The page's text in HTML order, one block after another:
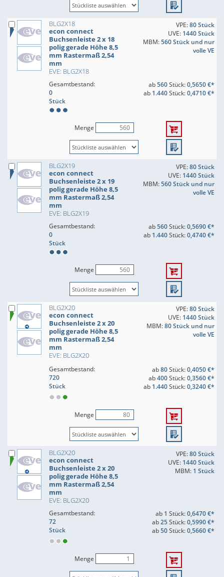
BLG2X18
econ connect
Buchsenleiste 2 x 18
polig gerade Höhe 8,5
mm Rastermaß 2,54
mm
EVE: BLG2X18
VPE:80 Stück
UVE: 1440 Stück
MBM:560 Stück und nur
volle VE
Gesamtbestand:
0
Stück
ab560Stück:0,5650 €*
ab 1.440Stück:0,4710 €*
Menge
BLG2X19
econ connect
Buchsenleiste 2 x 19
polig gerade Höhe 8,5
mm Rastermaß 2,54
mm
EVE: BLG2X19
VPE:80 Stück
UVE: 1440 Stück
MBM:560 Stück und nur
volle VE
Gesamtbestand:
0
Stück
ab560Stück:0,5690 €*
ab 1.440Stück:0,4740 €*
Menge
BLG2X20
econ connect
Buchsenleiste 2 x 20
polig gerade Höhe 8,5
mm Rastermaß 2,54
mm
EVE: BLG2X20
VPE:80 Stück
UVE: 1440 Stück
MBM:80 Stück und nur
volle VE
Gesamtbestand:
720
Stück
ab80Stück:0,4050 €*
ab400Stück:0,3560 €*
ab 1.440Stück:0,3240 €*
Menge
BLG2X20
econ connect
Buchsenleiste 2 x 20
polig gerade Höhe 8,5
mm Rastermaß 2,54
mm
EVE: BLG2X20
VPE:80 Stück
UVE: 1440 Stück
MBM: 1 Stück
Gesamtbestand:
72
Stück
ab 1 Stück:0,6470 €*
ab25Stück:0,5990 €*
ab50Stück:0,5660 €*
Menge